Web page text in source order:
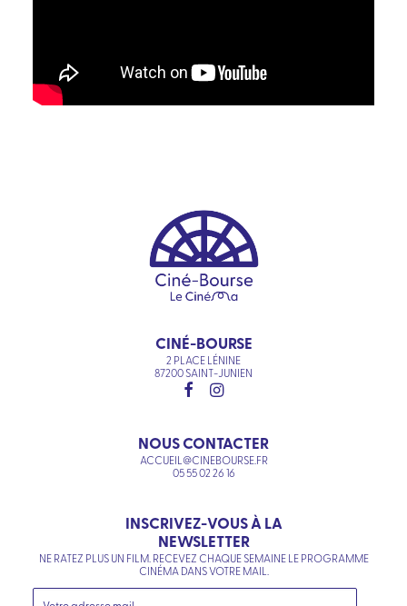
CINÉ-BOURSE
2 PLACE LÉNINE
87200 SAINT-JUNIEN
NOUS CONTACTER
ACCUEIL@CINEBOURSE.FR
05 55 02 26 16
INSCRIVEZ-VOUS À LA
NEWSLETTER
NE RATEZ PLUS UN FILM. RECEVEZ CHAQUE SEMAINE LE PROGRAMME
CINÉMA DANS VOTRE MAIL.